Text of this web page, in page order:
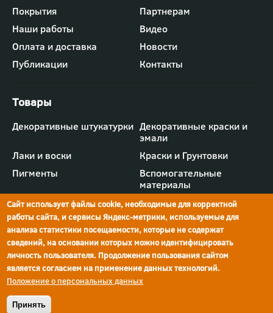
г.Ростов-на-Дону,
ул.Мечникова, д.134
просп. Шолохова, 211/4,
Ростов-на-Дону
Футер
-
меню
"Компания"
Покрытия
Партнерам
Наши работы
Видео
Оплата и доставка
Новости
Публикации
Контакты
Футер
-
меню
"Товары"
Декоративные штукатурки Декоративные краски и
эмали
Лаки и воски
Краски и Грунтовки
Пигменты
Вспомогательные
материалы
Политика конфиденциальности
Реквизиты компании
Сайт использует файлы cookie, необходимые для корректной
работы сайта, и сервисы Яндекс-метрики, используемые для
анализа статистики посещаемости, которые не содержат
сведений, на основании которых можно идентифицировать
личность пользователя. Продолжение пользования сайтом
является согласием на применение данных технологий.
Положение о персональных данных
Принять